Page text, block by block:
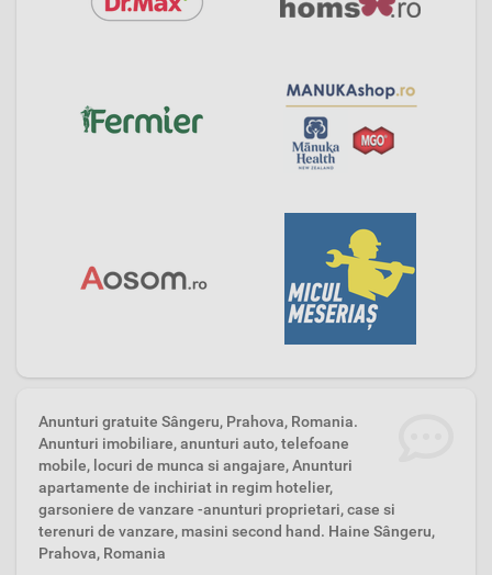
Anunturi gratuite Sângeru, Prahova, Romania.
Anunturi imobiliare, anunturi auto, telefoane
mobile, locuri de munca si angajare, Anunturi
apartamente de inchiriat in regim hotelier,
garsoniere de vanzare -anunturi proprietari, case si
terenuri de vanzare, masini second hand. Haine Sângeru,
Prahova, Romania